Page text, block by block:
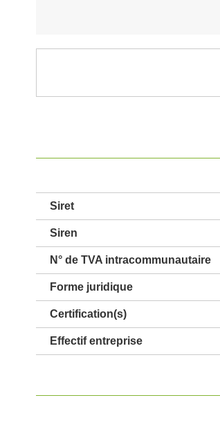
Siret
Siren
N° de TVA intracommunautaire
Forme juridique
Certification(s)
Effectif entreprise